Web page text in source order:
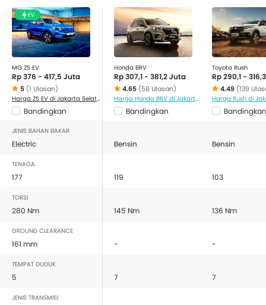
EV
MG ZS EV
Rp 376 - 417,5 Juta
5 (1 Ulasan)
Harga ZS EV di Jakarta Selatan
Bandingkan
Honda BRV
Rp 307,1 - 381,2 Juta
4.65 (58 Ulasan)
Harga Honda BRV di Jakarta Selatan
Bandingkan
Toyota Rush
Rp 290,1 -
4.49 (139
Bandingkan
JENIS BAHAN BAKAR
Electric Bensin Bensin
TENAGA
177 119 103
TORSI
280 Nm 145 Nm 136 Nm
GROUND CLEARANCE
161 mm - -
TEMPAT DUDUK
5 7 7
JENIS TRANSMISI